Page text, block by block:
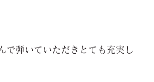
で弾いていただきとても充実し